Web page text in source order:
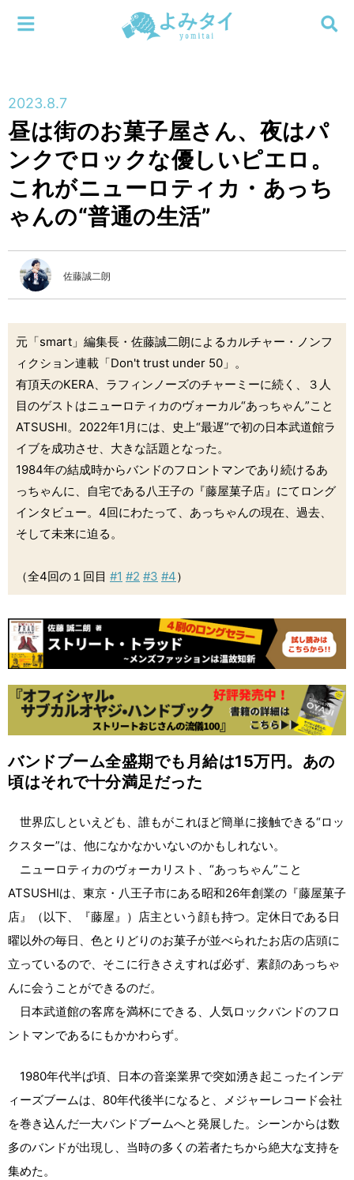
連載
新刊
特集
編集部
検索する
メニューを閉じる
2023.8.7
昼は街のお菓子屋さん、夜はパ
ンクでロックな優しいピエロ。
これがニューロティカ・あっち
ゃんの“普通の生活”
佐藤誠二朗
元「smart」編集長・佐藤誠二朗によるカルチャー・ノンフ
ィクション連載「Don't trust under 50」。
有頂天のKERA、ラフィンノーズのチャーミーに続く、３人
目のゲストはニューロティカのヴォーカル“あっちゃん”こと
ATSUSHI。2022年1月には、史上“最遅”で初の日本武道館ラ
イブを成功させ、大きな話題となった。
1984年の結成時からバンドのフロントマンであり続けるあ
っちゃんに、自宅である八王子の『藤屋菓子店』にてロング
インタビュー。4回にわたって、あっちゃんの現在、過去、
そして未来に迫る。
（全4回の１回目 #1 #2 #3 #4）
バンドブーム全盛期でも月給は15万円。あの
頃はそれで十分満足だった
世界広しといえども、誰もがこれほど簡単に接触できる“ロッ
クスター”は、他になかなかいないのかもしれない。
ニューロティカのヴォーカリスト、“あっちゃん”こと
ATSUSHIは、東京・八王子市にある昭和26年創業の『藤屋菓子
店』（以下、『藤屋』）店主という顔も持つ。定休日である日
曜以外の毎日、色とりどりのお菓子が並べられたお店の店頭に
立っているので、そこに行きさえすれば必ず、素顔のあっちゃ
んに会うことができるのだ。
日本武道館の客席を満杯にできる、人気ロックバンドのフロ
ントマンであるにもかかわらず。
1980年代半ば頃、日本の音楽業界で突如湧き起こったインデ
ィーズブームは、80年代後半になると、メジャーレコード会社
を巻き込んだ一大バンドブームへと発展した。シーンからは数
多のバンドが出現し、当時の多くの若者たちから絶大な支持を
集めた。